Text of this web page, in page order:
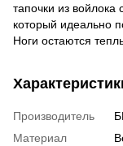
тапочки из
который идеально
Ноги остаются
Производитель
Материал